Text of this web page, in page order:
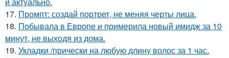
17. Промпт: создай портрет, не меняя черты лица.
18. Побывала в Европе и примерила новый имидж за 10
минут, не выходя из дома.
19. Укладки /прически на любую длину волос за 1 час.